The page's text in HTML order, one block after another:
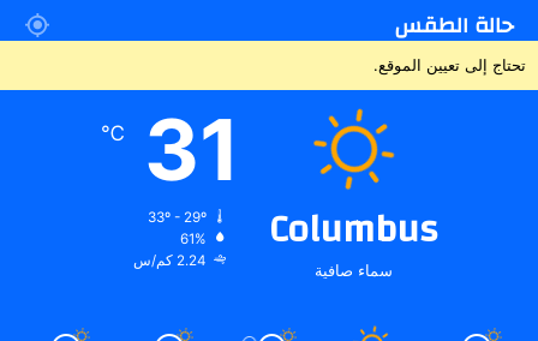
حالة الطقس
تحتاج إلى تعيين الموقع.
Columbus
سماء صافية
31
℃
61%
2.24 كم/س